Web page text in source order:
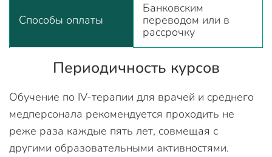
Способы оплаты
Банковским
переводом или в
рассрочку
Периодичность курсов
Обучение по IV-терапии для врачей и среднего
медперсонала рекомендуется проходить не
реже раза каждые пять лет, совмещая с
другими образовательными активностями.